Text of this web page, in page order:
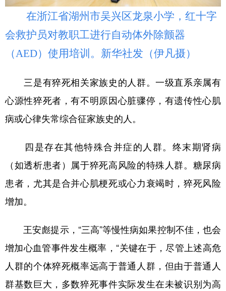
在浙江省湖州市吴兴区龙泉小学，红十字
会救护员对教职工进行自动体外除颤器
（AED）使用培训。新华社发（伊凡摄）
三是有猝死相关家族史的人群。一级直系亲属有
心源性猝死者，有不明原因心脏骤停，有遗传性心肌
病或心律失常综合征家族史的人。
四是存在其他特殊合并症的人群。终末期肾病
（如透析患者）属于猝死高风险的特殊人群。糖尿病
患者，尤其是合并心肌梗死或心力衰竭时，猝死风险
增加。
王安彪提示，“三高”等慢性病如果控制不佳，也会
增加心血管事件发生概率，“关键在于，尽管上述高危
人群的个体猝死概率远高于普通人群，但由于普通人
群基数巨大，多数猝死事件实际发生在未被识别为高